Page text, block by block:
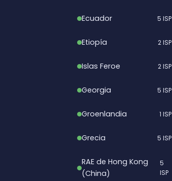
Ecuador 5 ISP
Etiopía 2 ISP
Islas Feroe 2 ISP
Georgia 5 ISP
Groenlandia 1 ISP
Grecia 5 ISP
RAE de Hong Kong
(China)
5
ISP